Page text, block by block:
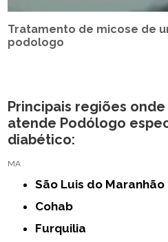
Tratamento de micose de
podologo
Principais regiões
atende Podólogo
diabético:
MA
São Luis do Maranhão
Cohab
Furquilia